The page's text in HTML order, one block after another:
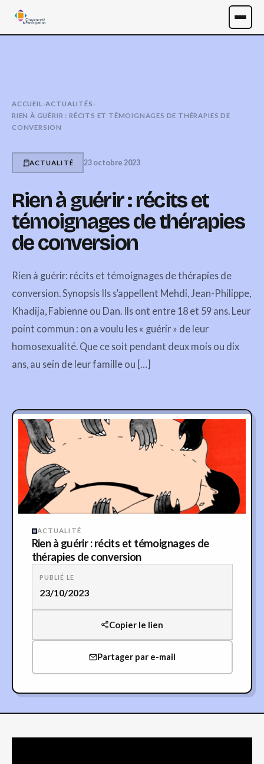
ACCUEIL ›ACTUALITÉS ›
RIEN À GUÉRIR : RÉCITS ET TÉMOIGNAGES DE THÉRAPIES DE
CONVERSION
ACTUALITÉ 23 octobre 2023
Rien à guérir : récits et
témoignages de thérapies
de conversion
Rien à guérir: récits et témoignages de thérapies de
conversion. Synopsis Ils s’appellent Mehdi, Jean-Philippe,
Khadija, Fabienne ou Dan. Ils ont entre 18 et 59 ans. Leur
point commun : on a voulu les « guérir » de leur
homosexualité. Que ce soit pendant deux mois ou dix
ans, au sein de leur famille ou […]
ACTUALITÉ
Rien à guérir : récits et témoignages de
thérapies de conversion
PUBLIÉ LE
23/10/2023
Copier le lien
Partager par e-mail